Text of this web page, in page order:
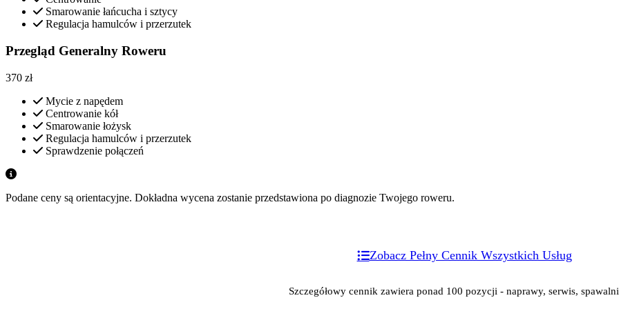
Smarowanie łańcucha i sztycy
Regulacja hamulców i przerzutek
Przegląd Generalny Roweru
370 zł
Mycie z napędem
Centrowanie kół
Smarowanie łożysk
Regulacja hamulców i przerzutek
Sprawdzenie połączeń
Podane ceny są orientacyjne. Dokładna wycena zostanie przedstawiona po diagnozie Twojego roweru.
Zobacz Pełny Cennik Wszystkich Usług
Szczegółowy cennik zawiera ponad 100 pozycji - naprawy, serwis,